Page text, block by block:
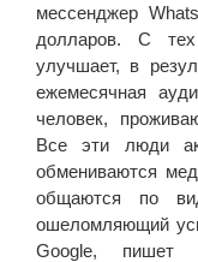
мессенджер
долларов. С
улучшает, в
ежемесячная
человек,
Все эти люди
обмениваются
общаются по
ошеломляющий
Google, пишет